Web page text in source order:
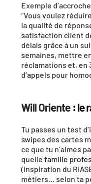
Exemple
“Vous voulez
la qualité de
satisfaction client
délais grâce à un
semaines, mettre
réclamations et, en
d’appels pour
Will Oriente : le
Tu passes un test
swipes des cartes
ce que tu n’aimes
quelle famille
(inspiration du
métiers… selon ta